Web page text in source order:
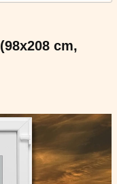
cm,